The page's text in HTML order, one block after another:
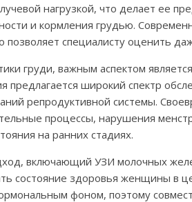
нагрузкой, что делает ее
и кормления грудью.
позволяет специалисту оценить
груди, важным аспектом
предлагается широкий спектр
репродуктивной системы.
процессы, нарушения
на ранних стадиях.
включающий УЗИ молочных
состояние здоровья женщины в
фоном, поэтому